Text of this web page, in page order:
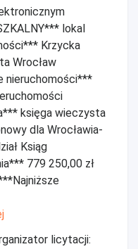
lokal
Krzycka
Wrocław
nieruchomości***
księga wieczysta
dla Wrocławia-
Ksiąg
779 250,00 zł
licytacji: